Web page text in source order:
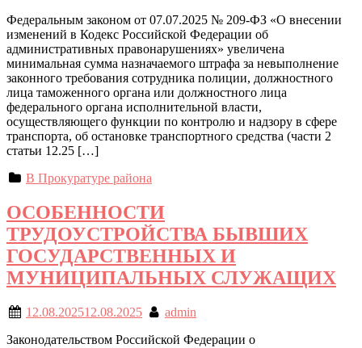
Федеральным законом от 07.07.2025 № 209-ФЗ «О внесении
изменений в Кодекс Российской Федерации об
административных правонарушениях» увеличена
минимальная сумма назначаемого штрафа за невыполнение
законного требования сотрудника полиции, должностного
лица таможенного органа или должностного лица
федерального органа исполнительной власти,
осуществляющего функции по контролю и надзору в сфере
транспорта, об остановке транспортного средства (части 2
статьи 12.25 […]
В Прокуратуре района
ОСОБЕННОСТИ
ТРУДОУСТРОЙСТВА БЫВШИХ
ГОСУДАРСТВЕННЫХ И
МУНИЦИПАЛЬНЫХ СЛУЖАЩИХ
12.08.202512.08.2025
admin
Законодательством Российской Федерации о